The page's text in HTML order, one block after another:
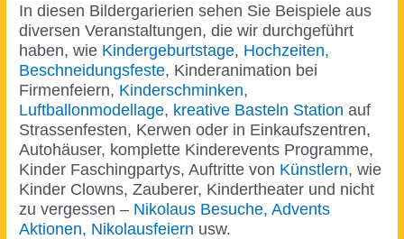
In diesen Bildergarierien sehen Sie Beispiele aus
diversen Veranstaltungen, die wir durchgeführt
haben, wie Kindergeburtstage, Hochzeiten,
Beschneidungsfeste, Kinderanimation bei
Firmenfeiern, Kinderschminken,
Luftballonmodellage, kreative Basteln Station auf
Strassenfesten, Kerwen oder in Einkaufszentren,
Autohäuser, komplette Kinderevents Programme,
Kinder Faschingpartys, Auftritte von Künstlern, wie
Kinder Clowns, Zauberer, Kindertheater und nicht
zu vergessen – Nikolaus Besuche, Advents
Aktionen, Nikolausfeiern usw.